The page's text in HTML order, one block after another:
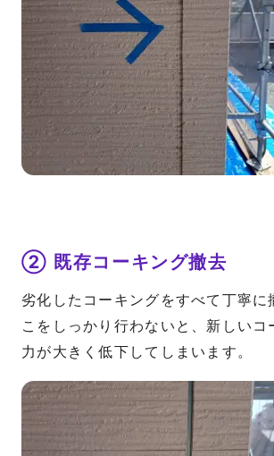
② 既存コーキング撤去
劣化したコーキングをすべて丁寧に
こをしっかり行わないと、新しいコ
力が大きく低下してしまいます。